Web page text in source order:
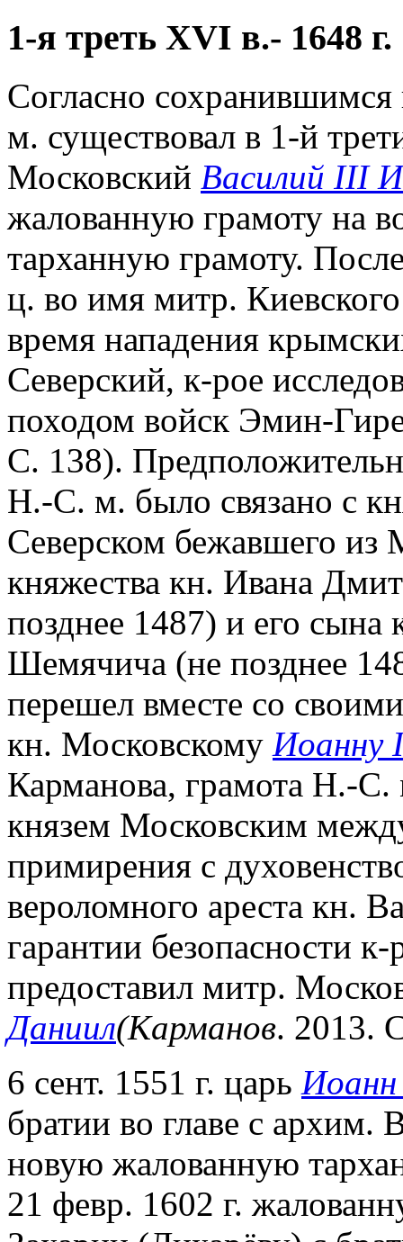
1-я треть XVI в.- 1648 г.
Согласно
м. существовал в 1-й
Московский Василий III
жалованную грамоту на
тарханную грамоту.
ц. во имя митр.
время нападения
Северский, к-рое
походом войск Эмин-
С. 138).
Н.-С. м. было связано с
Северском бежавшего из
княжества кн. Ивана
позднее 1487) и его
Шемячича (не позднее
перешел вместе со
кн. Московскому Иоанну
Карманова, грамота Н.-
князем Московским
примирения с
вероломного ареста кн.
гарантии безопасности
предоставил митр.
Даниил(Карманов. 2013.
6 сент. 1551 г. царь Иоанн
братии во главе с архим.
новую жалованную
21 февр. 1602 г.